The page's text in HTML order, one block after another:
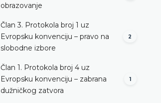
obrazovanje
Član 3. Protokola broj 1 uz
Evropsku konvenciju – pravo na
slobodne izbore
2
Član 1. Protokola broj 4 uz
Evropsku konvenciju – zabrana
dužničkog zatvora
1